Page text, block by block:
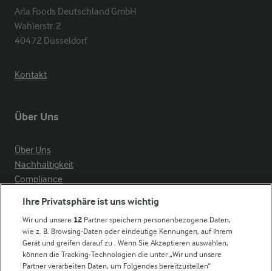
Arla Foods Deutschland GmbH
Wahlerstr. 2
40472 Düsseldorf
Kontakt
Über Uns
Über Uns
Nachhaltigkeit
Compliance
Arla in anderen Ländern
Weitere Arla Websites
Ihre Privatsphäre ist uns wichtig
Wir und unsere 12 Partner speichern personenbezogene Daten,
wie z. B. Browsing-Daten oder eindeutige Kennungen, auf Ihrem
Gerät und greifen darauf zu . Wenn Sie Akzeptieren auswählen,
können die Tracking-Technologien die unter „Wir und unsere
Partner verarbeiten Daten, um Folgendes bereitzustellen“